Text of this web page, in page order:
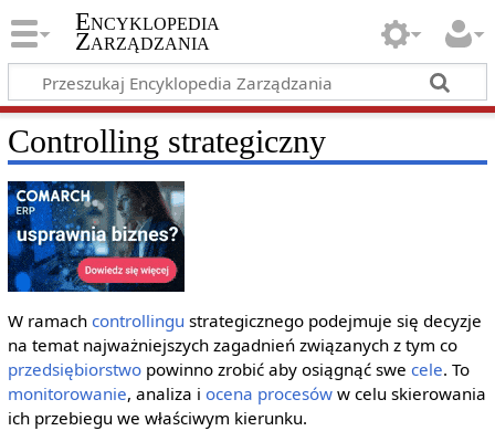
Encyklopedia
Zarządzania
Controlling strategiczny
W ramach controllingu strategicznego podejmuje się decyzje
na temat najważniejszych zagadnień związanych z tym co
przedsiębiorstwopowinno zrobić aby osiągnąć swe cele. To
monitorowanie, analiza i ocena procesóww celu skierowania
ich przebiegu we właściwym kierunku.